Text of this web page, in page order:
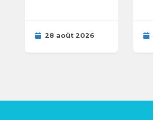
28 août 2026